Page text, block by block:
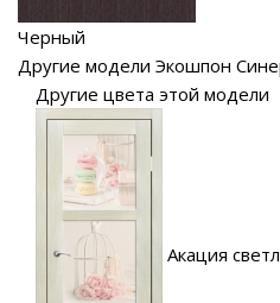
Черный
Другие модели Экошпон
Другие цвета этой модели
Акация